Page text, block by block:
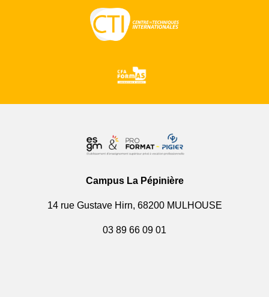
Campus La Pépinière
14 rue Gustave Hirn, 68200 MULHOUSE
03 89 66 09 01